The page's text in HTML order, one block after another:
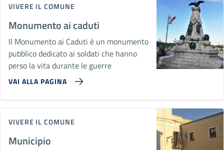
VIVERE IL COMUNE
Monumento ai caduti
Il Monumento ai Caduti è un monumento
pubblico dedicato ai soldati che hanno
perso la vita durante le guerre
VAI ALLA PAGINA
VIVERE IL COMUNE
Municipio